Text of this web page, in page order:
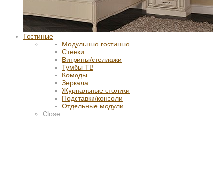
Гостиные
Модульные гостиные
Стенки
Витрины/стеллажи
Тумбы ТВ
Комоды
Зеркала
Журнальные столики
Подставки/консоли
Отдельные модули
Close